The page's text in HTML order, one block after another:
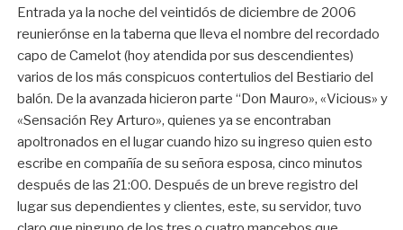
Entrada ya la noche del veintidós de diciembre de 2006
reunierónse en la taberna que lleva el nombre del recordado
capo de Camelot (hoy atendida por sus descendientes)
varios de los más conspicuos contertulios del Bestiario del
balón. De la avanzada hicieron parte “Don Mauro», «Vicious» y
«Sensación Rey Arturo», quienes ya se encontraban
apoltronados en el lugar cuando hizo su ingreso quien esto
escribe en compañía de su señora esposa, cinco minutos
después de las 21:00. Después de un breve registro del
lugar sus dependientes y clientes, este, su servidor, tuvo